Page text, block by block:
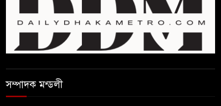
জনগনের অধিকার আদায়ে এসেছিঃ
জামাতের আমির
সম্পাদক মন্ডলী